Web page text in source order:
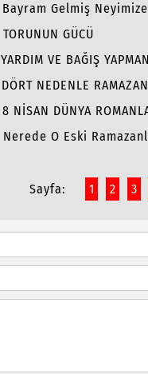
Bayram Gelmiş Neyimize
TORUNUN GÜCÜ
YARDIM VE BAĞIŞ
DÖRT NEDENLE
8 NİSAN DÜNYA
Nerede O Eski
Sayfa: 1 2 3